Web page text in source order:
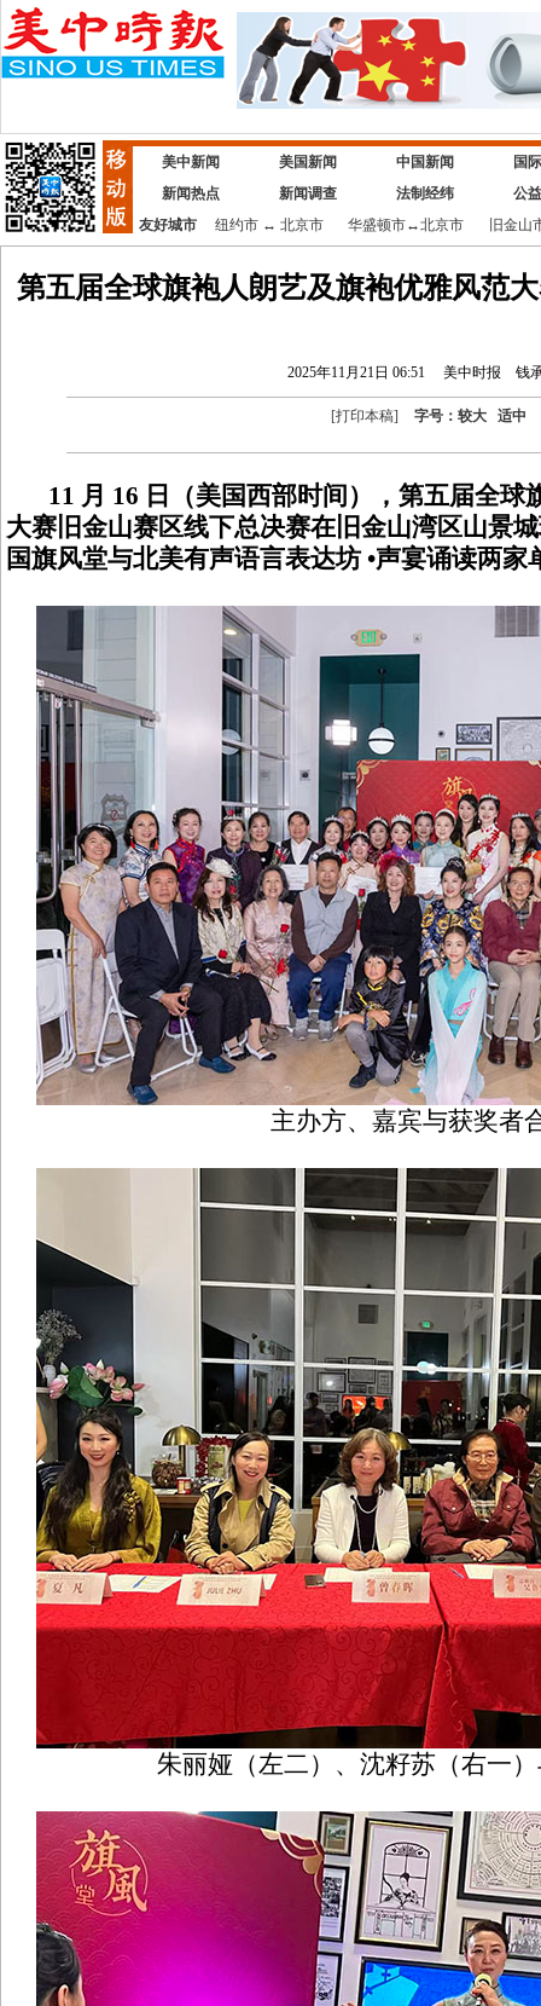
美中新闻 美国新闻 中国新闻
国
新闻热点
新闻调查 法制经纬
公
友好城市
纽约市↔ 北京市 华盛顿市↔北京市 旧金山
第五届全球旗袍人朗艺及旗袍优雅风范
2025年11月21日 06:51 美中时报 钱
[打印本稿] 字号： 较大 适中
11 月 16 日（美国西部时间），第五届全球
大赛旧金山赛区线下总决赛在旧金山湾区山景
国旗风堂与北美有声语言表达坊 •声宴诵读两家
主办方、嘉宾与获奖者
朱丽娅（左二）、沈籽苏（右一